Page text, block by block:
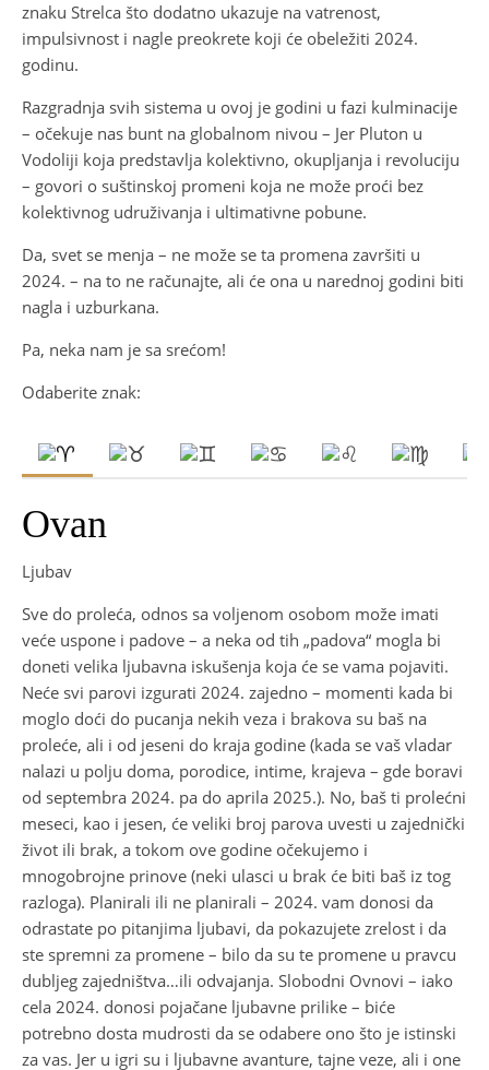
znaku Strelca što dodatno ukazuje na vatrenost,
impulsivnost i nagle preokrete koji će obeležiti 2024.
godinu.
Razgradnja svih sistema u ovoj je godini u fazi kulminacije
– očekuje nas bunt na globalnom nivou – Jer Pluton u
Vodoliji koja predstavlja kolektivno, okupljanja i revoluciju
– govori o suštinskoj promeni koja ne može proći bez
kolektivnog udruživanja i ultimativne pobune.
Da, svet se menja – ne može se ta promena završiti u
2024. – na to ne računajte, ali će ona u narednoj godini biti
nagla i uzburkana.
Pa, neka nam je sa srećom!
Odaberite znak:
Ovan
Ljubav
Sve do proleća, odnos sa voljenom osobom može imati
veće uspone i padove – a neka od tih „padova“ mogla bi
doneti velika ljubavna iskušenja koja će se vama pojaviti.
Neće svi parovi izgurati 2024. zajedno – momenti kada bi
moglo doći do pucanja nekih veza i brakova su baš na
proleće, ali i od jeseni do kraja godine (kada se vaš vladar
nalazi u polju doma, porodice, intime, krajeva – gde boravi
od septembra 2024. pa do aprila 2025.). No, baš ti prolećni
meseci, kao i jesen, će veliki broj parova uvesti u zajednički
život ili brak, a tokom ove godine očekujemo i
mnogobrojne prinove (neki ulasci u brak će biti baš iz tog
razloga). Planirali ili ne planirali – 2024. vam donosi da
odrastate po pitanjima ljubavi, da pokazujete zrelost i da
ste spremni za promene – bilo da su te promene u pravcu
dubljeg zajedništva…ili odvajanja. Slobodni Ovnovi – iako
cela 2024. donosi pojačane ljubavne prilike – biće
potrebno dosta mudrosti da se odabere ono što je istinski
za vas. Jer u igri su i ljubavne avanture, tajne veze, ali i one